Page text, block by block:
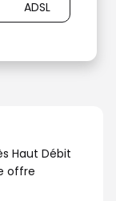
ADSL
Haut Débit
offre